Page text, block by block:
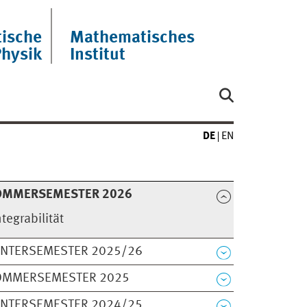
Mathematisches
Institut
DE EN
2026
2025/26
2025